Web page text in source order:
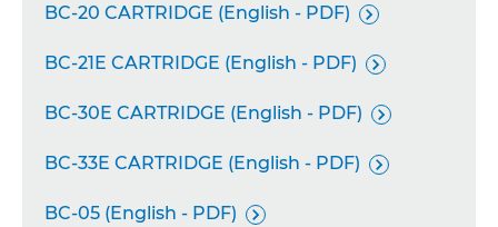
BC-20 CARTRIDGE (English - PDF) 
BC-21E CARTRIDGE (English - PDF) 
BC-30E CARTRIDGE (English - PDF) 
BC-33E CARTRIDGE (English - PDF) 
BC-05 (English - PDF) 